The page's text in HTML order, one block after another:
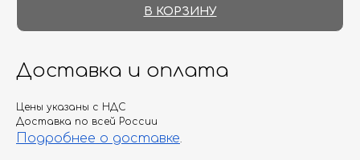
В КОРЗИНУ
Доставка и оплата
Цены указаны с НДС
Доставка по всей России
Подробнее о доставке.